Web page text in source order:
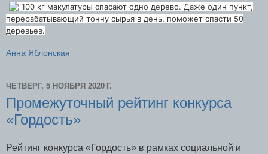
100 кг макулатуры спасают одно дерево. Даже один пункт,
перерабатывающий тонну сырья в день, поможет спасти 50
деревьев.
Анна Яблонская
ЧЕТВЕРГ, 5 НОЯБРЯ 2020 Г.
Промежуточный рейтинг конкурса
«Гордость»
Рейтинг конкурса «Гордость» в рамках социальной и